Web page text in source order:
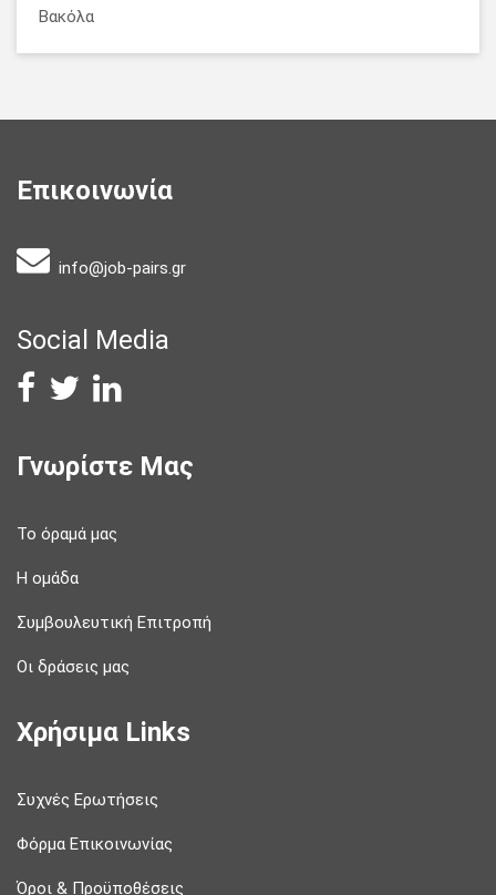
Βακόλα
Επικοινωνία
info@job-pairs.gr
Social Media
Γνωρίστε Μας
Το όραμά μας
Η ομάδα
Συμβουλευτική Επιτροπή
Οι δράσεις μας
Χρήσιμα Links
Συχνές Ερωτήσεις
Φόρμα Επικοινωνίας
Όροι & Προϋποθέσεις